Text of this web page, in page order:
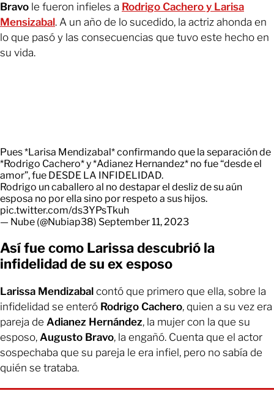
Bravo le fueron infieles a Rodrigo Cachero y Larisa
Mensizabal. A un año de lo sucedido, la actriz ahonda en
lo que pasó y las consecuencias que tuvo este hecho en
su vida.
Pues *Larisa Mendizabal* confirmando que la separación de
*Rodrigo Cachero* y *Adianez Hernandez* no fue “desde el
amor”, fue DESDE LA INFIDELIDAD.
Rodrigo un caballero al no destapar el desliz de su aún
esposa no por ella sino por respeto a sus hijos.
pic.twitter.com/ds3YPsTkuh
— Nube (@Nubiap38) September 11, 2023
Así fue como Larissa descubrió la
infidelidad de su ex esposo
Larissa Mendizabal contó que primero que ella, sobre la
infidelidad se enteró Rodrigo Cachero, quien a su vez era
pareja de Adianez Hernández, la mujer con la que su
esposo, Augusto Bravo, la engañó. Cuenta que el actor
sospechaba que su pareja le era infiel, pero no sabía de
quién se trataba.